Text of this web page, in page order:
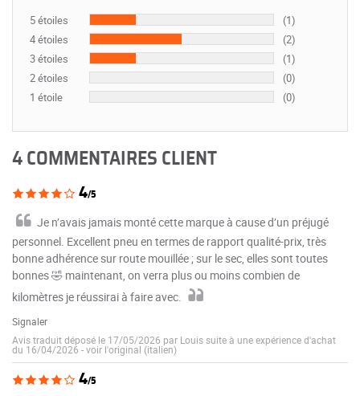
5 étoiles
(1)
4 étoiles
(2)
3 étoiles
(1)
2 étoiles
(0)
1 étoile
(0)
4 COMMENTAIRES CLIENT
4/5
Je n’avais jamais monté cette marque à cause d’un préjugé
personnel. Excellent pneu en termes de rapport qualité-prix, très
bonne adhérence sur route mouillée ; sur le sec, elles sont toutes
bonnes 🤣 maintenant, on verra plus ou moins combien de
kilomètres je réussirai à faire avec.
Signaler
Avis traduit déposé le 17/05/2026 par Louis suite à une expérience d'achat
du 16/04/2026 -voir l'original (italien)
4/5